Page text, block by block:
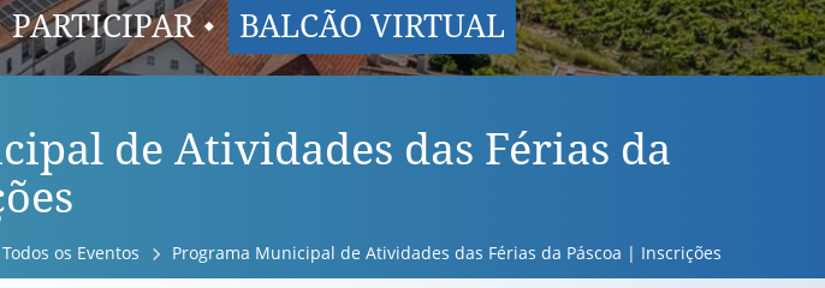
PARTICIPAR BALCÃO VIRTUAL
de Atividades das Férias da
Todos os Eventos Programa Municipal de Atividades das Férias da Páscoa | Inscrições